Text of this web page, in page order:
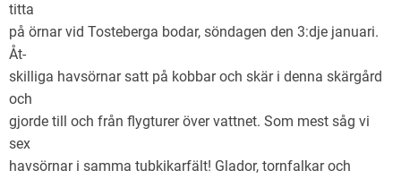
titta
på örnar vid Tosteberga bodar, söndagen den 3:dje januari.
Åt-
skilliga havsörnar satt på kobbar och skär i denna skärgård
och
gjorde till och från flygturer över vattnet. Som mest såg vi
sex
havsörnar i samma tubkikarfält! Glador, tornfalkar och